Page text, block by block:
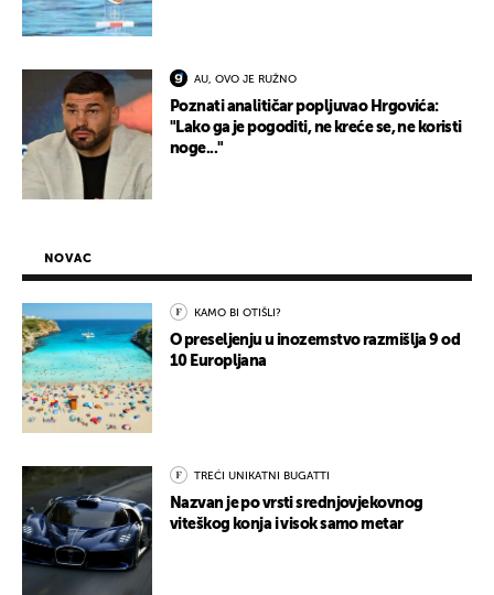
AU, OVO JE RUŽNO
Poznati analitičar popljuvao Hrgovića:
"Lako ga je pogoditi, ne kreće se, ne koristi
noge..."
NOVAC
KAMO BI OTIŠLI?
O preseljenju u inozemstvo razmišlja 9 od
10 Europljana
TREĆI UNIKATNI BUGATTI
Nazvan je po vrsti srednjovjekovnog
viteškog konja i visok samo metar